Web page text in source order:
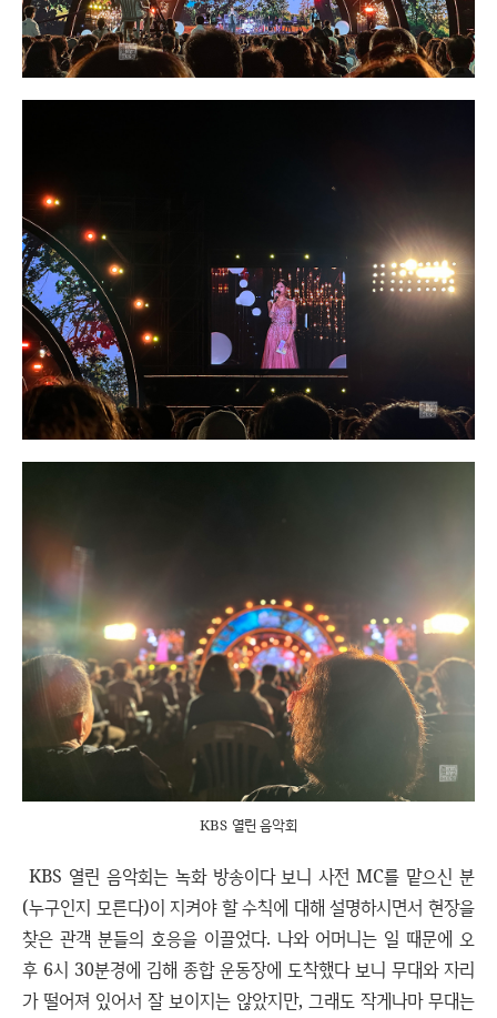
KBS 열린 음악회
KBS 열린 음악회는 녹화 방송이다 보니 사전 MC를 맡으신 분
(누구인지 모른다)이 지켜야 할 수칙에 대해 설명하시면서 현장을
찾은 관객 분들의 호응을 이끌었다. 나와 어머니는 일 때문에 오
후 6시 30분경에 김해 종합 운동장에 도착했다 보니 무대와 자리
가 떨어져 있어서 잘 보이지는 않았지만, 그래도 작게나마 무대는